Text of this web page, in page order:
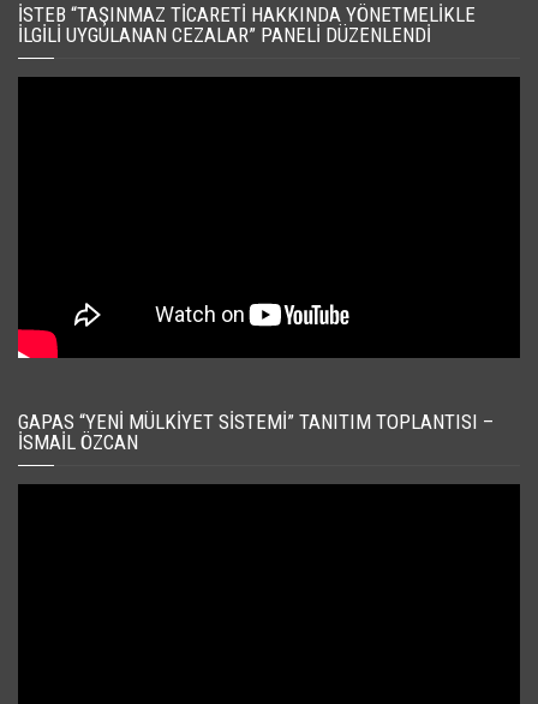
İSTEB “TAŞINMAZ TICARETI HAKKINDA YÖNETMELIKLE
İLGILI UYGULANAN CEZALAR” PANELI DÜZENLENDI
GAPAS “YENI MÜLKIYET SISTEMI” TANITIM TOPLANTISI –
İSMAIL ÖZCAN